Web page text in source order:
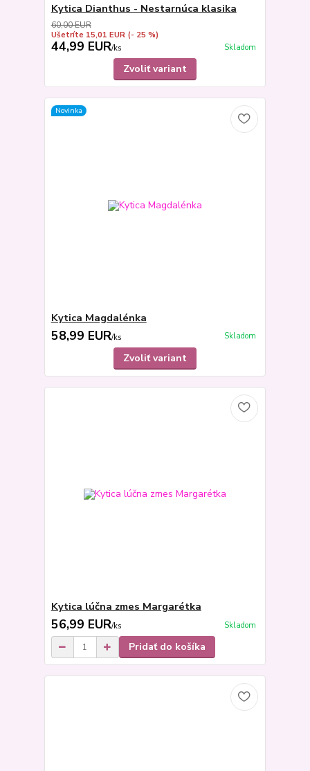
Kytica Dianthus - Nestarnúca klasika
60,00 EUR
Ušetríte 15,01 EUR (- 25 %)
44,99 EUR/ks Skladom
Zvoliť variant
Novinka
Kytica Magdalénka
58,99 EUR/ks Skladom
Zvoliť variant
Kytica lúčna zmes Margarétka
56,99 EUR/ks Skladom
Pridať do košíka